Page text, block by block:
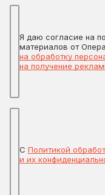
Я даю согласие на
материалов от
на обработку
на получение
С Политикой
и их